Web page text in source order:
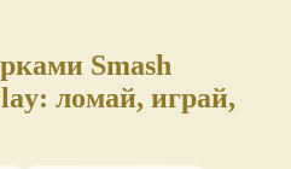
Smash
ломай, играй,